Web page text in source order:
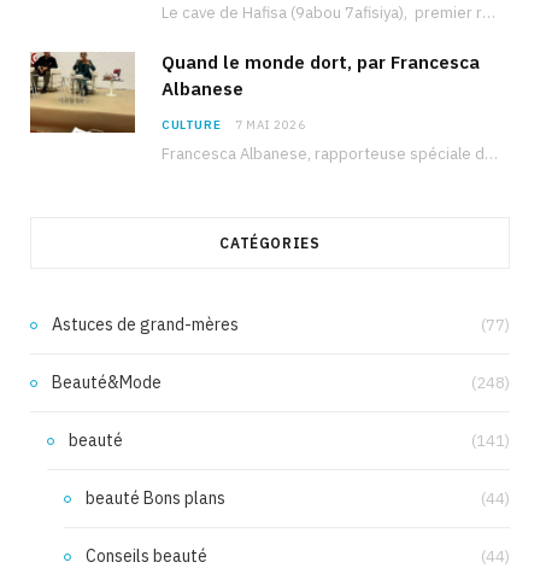
Le cave de Hafisa (9abou 7afisiya), premier roman du journaliste tunisien Mohamed Amine Ben Hlel,…
Quand le monde dort, par Francesca
Albanese
CULTURE 7 MAI 2026
Francesca Albanese, rapporteuse spéciale de l’ONU sur les territoires palestiniens occupés, était à Tunis pour…
CATÉGORIES
Astuces de grand-mères (77)
Beauté&Mode (248)
beauté (141)
beauté Bons plans (44)
Conseils beauté (44)